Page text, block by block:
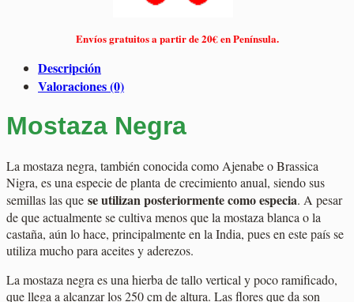
Envíos gratuitos a partir de 20€ en Península.
Descripción
Valoraciones (0)
Mostaza Negra
La mostaza negra, también conocida como Ajenabe o Brassica
Nigra, es una especie de planta de crecimiento anual, siendo sus
semillas las que se utilizan posteriormente como especia. A pesar
de que actualmente se cultiva menos que la mostaza blanca o la
castaña, aún lo hace, principalmente en la India, pues en este país se
utiliza mucho para aceites y aderezos.
La mostaza negra es una hierba de tallo vertical y poco ramificado,
que llega a alcanzar los 250 cm de altura. Las flores que da son